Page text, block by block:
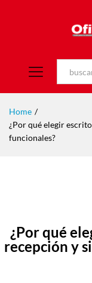
Home /
¿Por qué elegir
funcionales?
¿Por qué
recepción y